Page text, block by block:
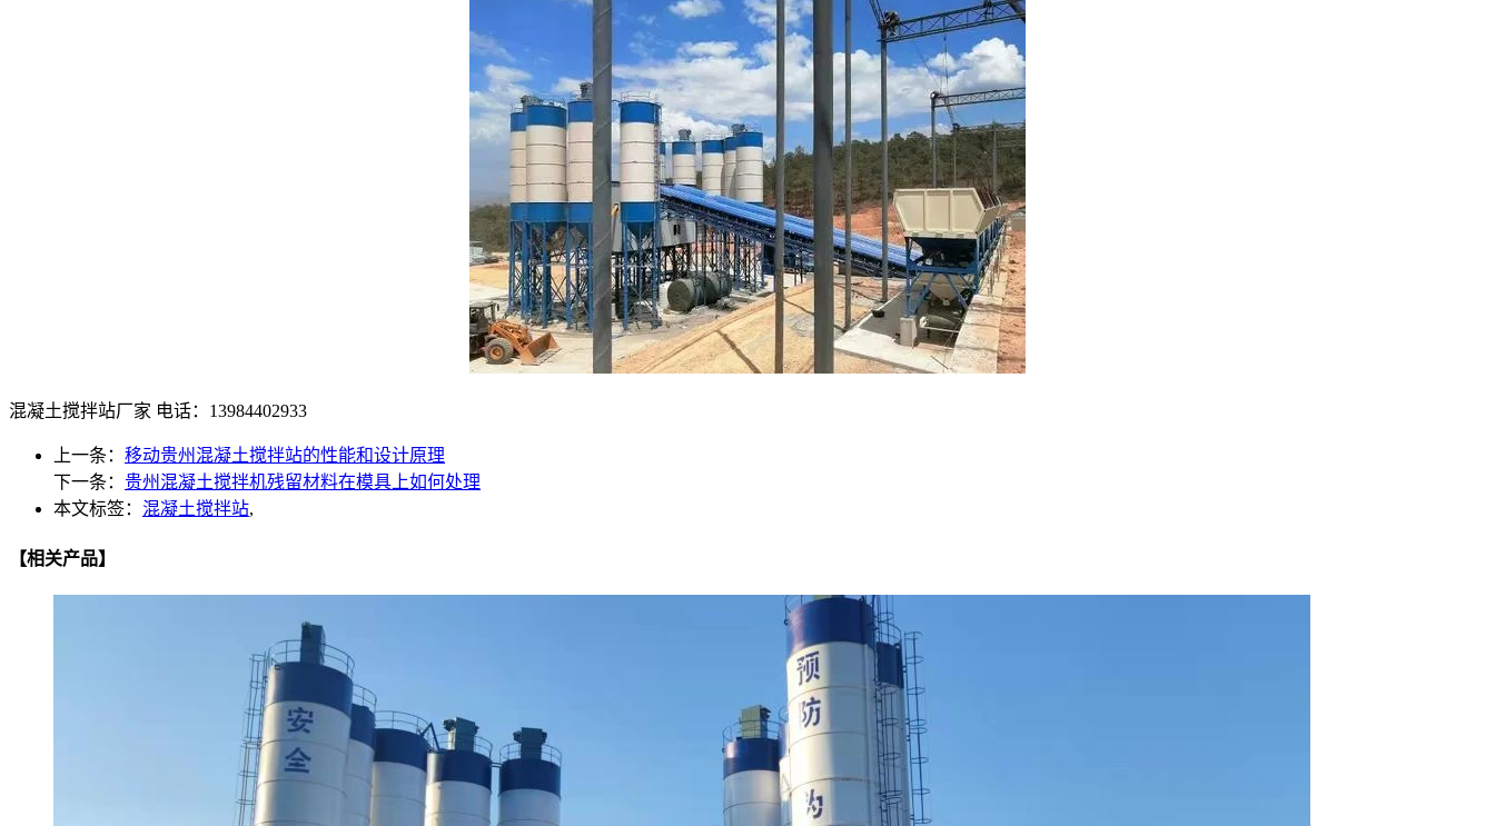
混凝土搅拌站厂家 电话：13984402933
上一条： 移动贵州混凝土搅拌站的性能和设计原理
下一条： 贵州混凝土搅拌机残留材料在模具上如何处理
本文标签： 混凝土搅拌站,
【相关产品】